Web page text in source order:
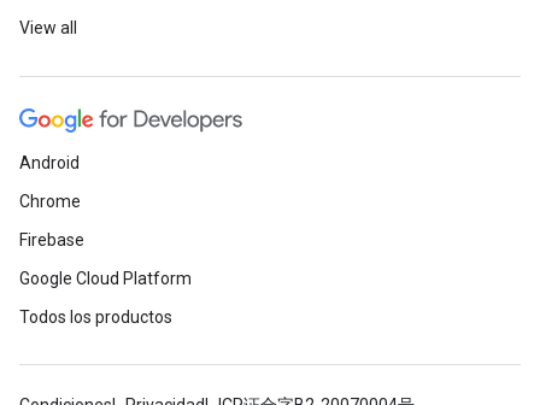
View all
Android
Chrome
Firebase
Google Cloud Platform
Todos los productos